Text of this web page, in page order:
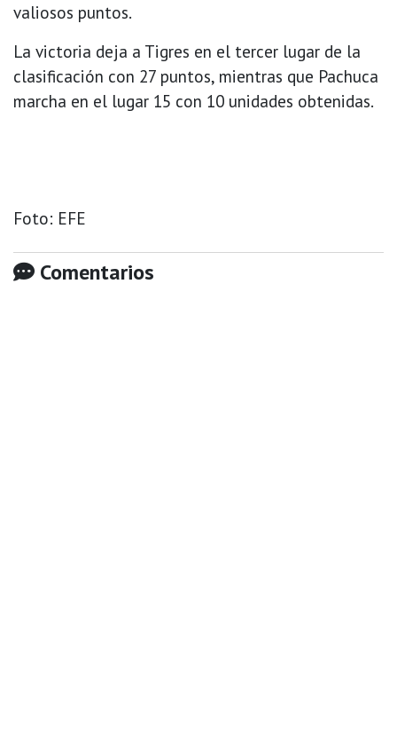
valiosos puntos.
La victoria deja a Tigres en el tercer lugar de la
clasificación con 27 puntos, mientras que Pachuca
marcha en el lugar 15 con 10 unidades obtenidas.
Foto: EFE
Comentarios